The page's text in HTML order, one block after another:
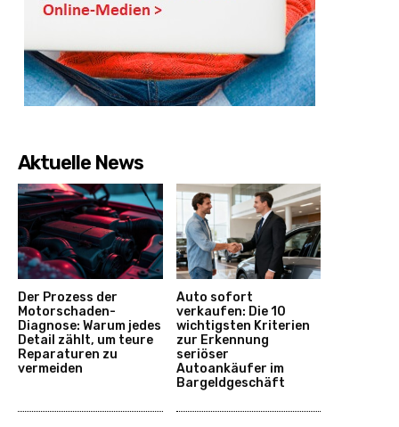
Aktuelle News
Der Prozess der
Motorschaden-
Diagnose: Warum jedes
Detail zählt, um teure
Reparaturen zu
vermeiden
Auto sofort
verkaufen: Die 10
wichtigsten Kriterien
zur Erkennung
seriöser
Autoankäufer im
Bargeldgeschäft